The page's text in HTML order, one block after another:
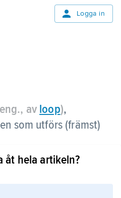
Logga in
av loop),
som utförs (främst)
en kraftig belastning
åt hela artikeln?